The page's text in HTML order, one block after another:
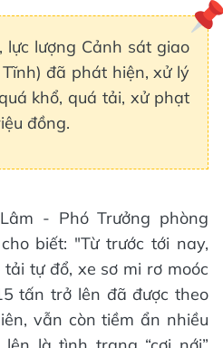
lực lượng Cảnh sát giao
đã phát hiện, xử lý
khổ, quá tải, xử phạt
đồng.
- Phó Trưởng phòng
biết: "Từ trước tới nay,
tự đổ, xe sơ mi rơ moóc
tấn trở lên đã được theo
vẫn còn tiềm ẩn nhiều